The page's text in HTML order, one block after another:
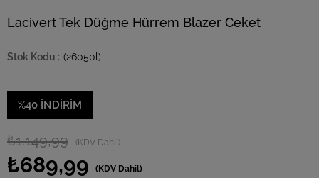
Lacivert Tek Düğme Hürrem Blazer Ceket
(26050l)
%40 İNDIRIM
₺1.149,99 (KDV Dahil)
₺689,99 (KDV Dahil)